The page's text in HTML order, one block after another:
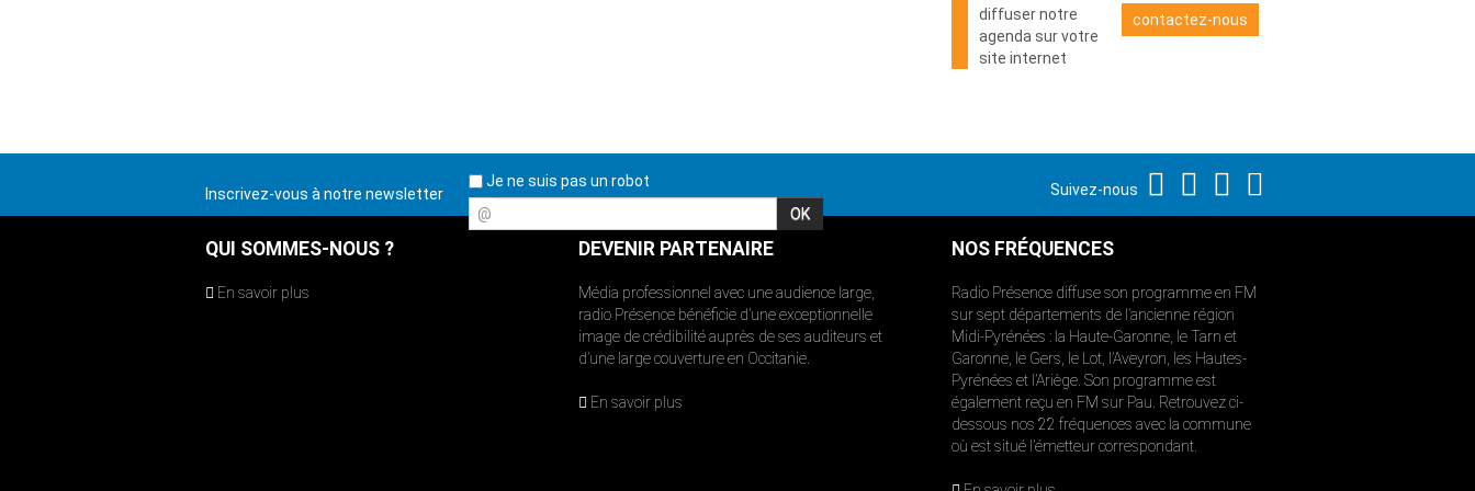
diffuser notre
agenda sur votre
site internet
contactez-nous
Inscrivez-vous à notre newsletter
Je ne suis pas un robot
@
Suivez-nous
QUI SOMMES-NOUS ?
En savoir plus
DEVENIR PARTENAIRE
Média professionnel avec une audience large,
radio Présence bénéficie d’une exceptionnelle
image de crédibilité auprès de ses auditeurs et
d’une large couverture en Occitanie.
En savoir plus
NOS FRÉQUENCES
Radio Présence diffuse son programme en FM
sur sept départements de l’ancienne région
Midi-Pyrénées : la Haute-Garonne, le Tarn et
Garonne, le Gers, le Lot, l’Aveyron, les Hautes-
Pyrénées et l’Ariège. Son programme est
également reçu en FM sur Pau. Retrouvez ci-
dessous nos 22 fréquences avec la commune
où est situé l’émetteur correspondant.